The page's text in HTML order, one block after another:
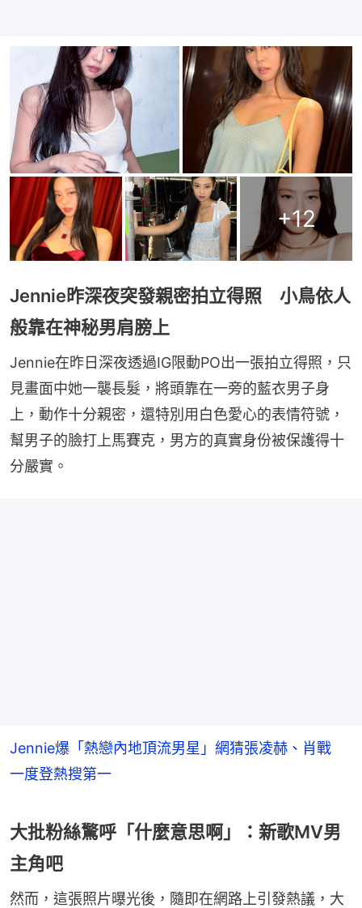
+12
Jennie昨深夜突發親密拍立得照 小鳥依人
般靠在神秘男肩膀上
Jennie在昨日深夜透過IG限動PO出一張拍立得照，只
見畫面中她一襲長髮，將頭靠在一旁的藍衣男子身
上，動作十分親密，還特別用白色愛心的表情符號，
幫男子的臉打上馬賽克，男方的真實身份被保護得十
分嚴實。
Jennie爆「熱戀內地頂流男星」網猜張凌赫、肖戰
一度登熱搜第一
大批粉絲驚呼「什麼意思啊」：新歌MV男
主角吧
然而，這張照片曝光後，隨即在網路上引發熱議，大